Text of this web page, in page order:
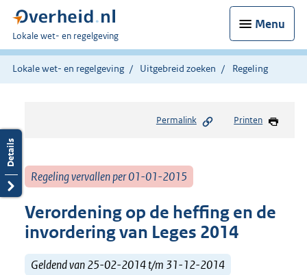
Menu
U
bent
hier:
Lokale wet- en regelgeving
Lokale wet- en regelgeving Uitgebreid zoeken Regeling
Permalink Printen
Regeling vervallen per 01-01-2015
Verordening op de heffing en de
invordering van Leges 2014
Geldend van 25-02-2014 t/m 31-12-2014